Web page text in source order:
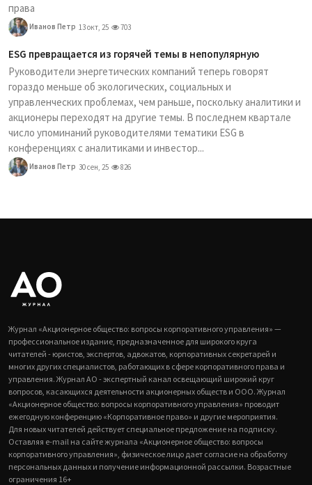
права
Иванов Петр 13 окт, 25 703
ESG превращается из горячей темы в непопулярную
Руководители энергетических компаний теперь говорят
гораздо меньше об экологических, социальных и
управленческих проблемах, чем раньше, поскольку аналитики и
акционеры переходят на другие темы. В последнем квартале
число упоминаний руководителями тематики ESG в
конференциях с аналитиками и инвестор...
Иванов Петр 30 сен, 25 826
Журнал «Акционерное общество: вопросы корпоративного управления» —
профессиональное издание, предназначенное для широкого круга
читателей - юристов, экспертов, адвокатов, корпоративных секретарей и
многих других специалистов, работающих в сфере корпоративного права и
управления. Журнал АО - экспертный канал освещающий широкий круг
вопросов, касающихся деятельности акционерных обществ и ООО. Журнал
«Акционерное общество: вопросы корпоративного управления» проводит
ежегодную конференцию «Корпоративное право» и другие мероприятия.
Для новых читателей действует специальное предложение на подписку.
Оставляя e-mail на сайте журнала «Акционерное общество: вопросы
корпоративного управления», физическое лицо дает согласие на обработку
персональных данных и получение информационной рассылки. Возрастные
ограничения 16+